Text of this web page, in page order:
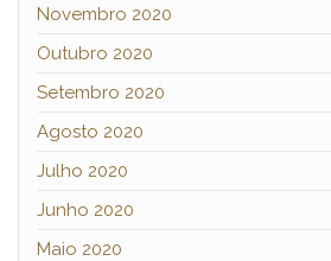
Novembro 2020
Outubro 2020
Setembro 2020
Agosto 2020
Julho 2020
Junho 2020
Maio 2020